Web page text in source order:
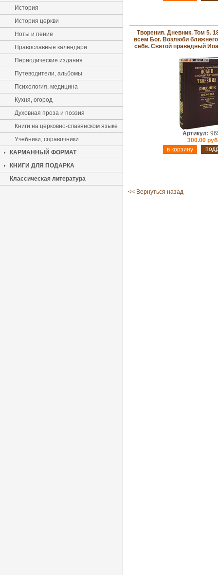
История
История церкви
Ноты и пение
Православные календари
Периодические издания
Путеводители, альбомы
Психология, медицина
Кухня, огород
Духовная проза и поэзия
Книги на церковно-славянском языке
Учебники, справочники
КАРМАННЫЙ ФОРМАТ
КНИГИ ДЛЯ ПОДАРКА
Классическая литература
Творения. Дневник. Том 5.
всем Бог. Возлюби ближнего
себя. Святой праведный
Артикул:
300.00
<< Вернуться назад